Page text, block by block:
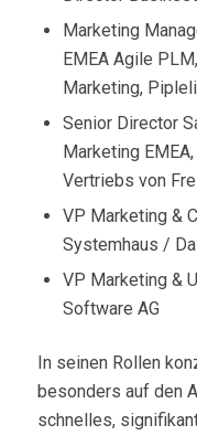
Marketing
EMEA Agile
Marketing,
Senior Director
Marketing
Vertriebs von
VP Marketing &
Systemhaus /
VP Marketing &
Software AG
In seinen Rollen
besonders auf den
schnelles,